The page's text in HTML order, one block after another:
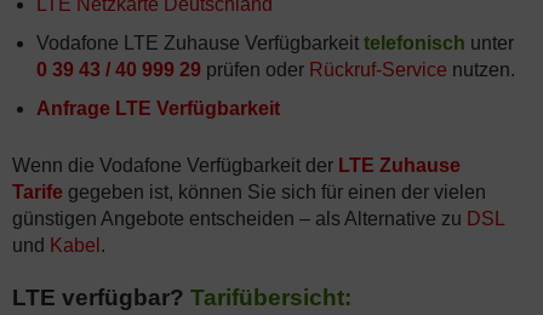
LTE Netzkarte Deutschland
Vodafone LTE Zuhause Verfügbarkeit telefonisch unter
0 39 43 / 40 999 29 prüfen oder Rückruf-Service nutzen.
Anfrage LTE Verfügbarkeit
Wenn die Vodafone Verfügbarkeit der LTE Zuhause
Tarife gegeben ist, können Sie sich für einen der vielen
günstigen Angebote entscheiden – als Alternative zu DSL
und Kabel .
LTE verfügbar? Tarifübersicht: